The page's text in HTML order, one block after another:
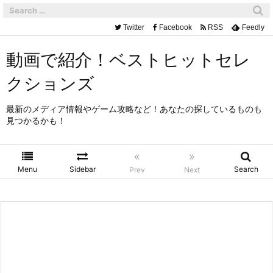
動画で紹介！ベストヒットセレ
クションズ
最新のメディア情報やゲーム攻略など！あなたの探しているものも
見つかるかも！
Menu Sidebar
«
Prev
»
Next Search
Twitter Facebook RSS Feedly